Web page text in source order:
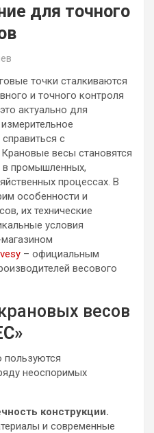
для точного
точки сталкиваются
и точного контроля
актуально для
с
весы становятся
промышленных,
процессах. В
особенности и
их технические
условия
– официальным
весового
весов
неоспоримых
конструкции.
и современные